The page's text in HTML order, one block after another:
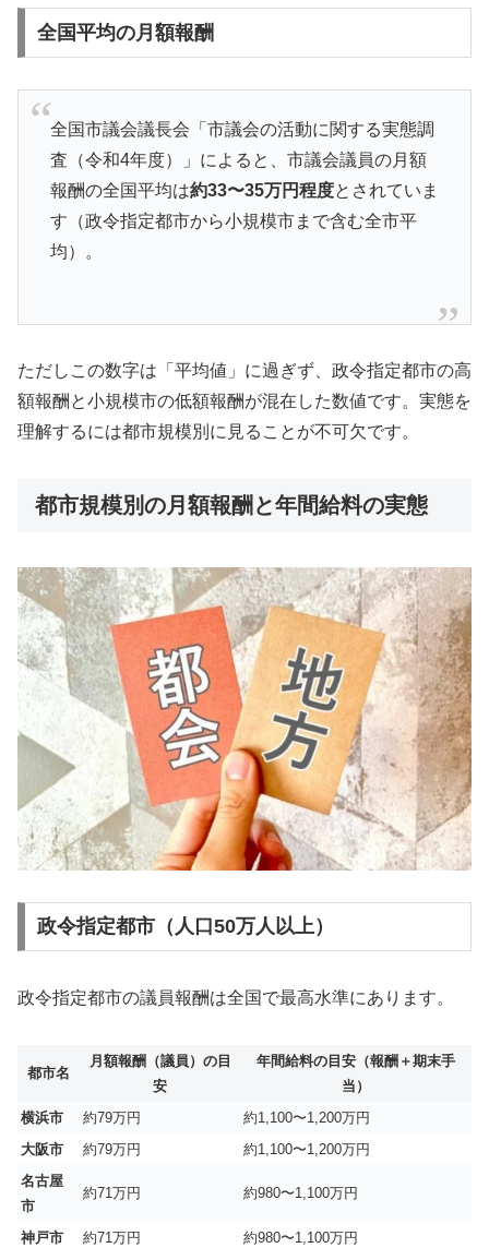
全国平均の月額報酬
全国市議会議長会「市議会の活動に関する実態調
査（令和4年度）」によると、市議会議員の月額
報酬の全国平均は約33〜35万円程度とされていま
す（政令指定都市から小規模市まで含む全市平
均）。
ただしこの数字は「平均値」に過ぎず、政令指定都市の高
額報酬と小規模市の低額報酬が混在した数値です。実態を
理解するには都市規模別に見ることが不可欠です。
都市規模別の月額報酬と年間給料の実態
政令指定都市（人口50万人以上）
政令指定都市の議員報酬は全国で最高水準にあります。
都市名
月額報酬（議員）の目
安
年間給料の目安（報酬＋期末手
当）
横浜市
約79万円
約1,100〜1,200万円
大阪市
約79万円
約1,100〜1,200万円
名古屋
市
約71万円 約980〜1,100万円
神戸市 約71万円
約980〜1,100万円